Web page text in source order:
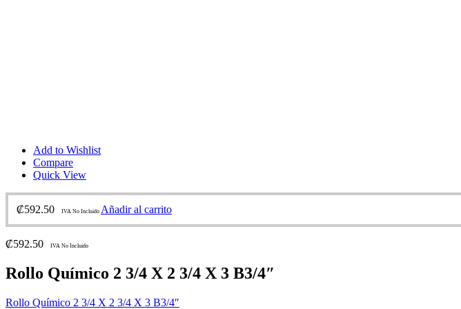
Add to Wishlist
Compare
Quick View
₡592.50 IVA No Incluido Añadir al carrito
₡592.50 IVA No Incluido
Rollo Químico 2 3/4 X 2 3/4 X 3 B3/4″
Rollo Químico 2 3/4 X 2 3/4 X 3 B3/4″